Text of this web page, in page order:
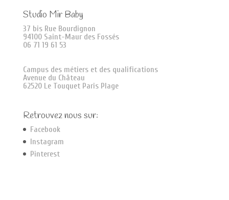
Studio Mir Baby
37 bis Rue Bourdignon
94100 Saint-Maur des Fossés
06 71 19 61 53
Campus des métiers et des qualifications
Avenue du Château
62520 Le Touquet Paris Plage
Retrouvez nous sur:
Facebook
Instagram
Pinterest